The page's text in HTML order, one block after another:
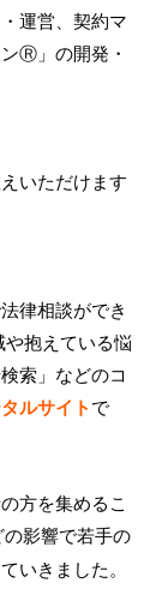
運営、契約マ
Ⓡ」の開発・
いただけます
律相談ができ
抱えている悩
索」などのコ
ルサイト で
方を集めるこ
の影響で若手の
いきました。